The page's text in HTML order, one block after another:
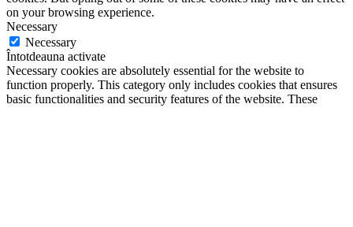
on your browsing experience.
Necessary
Necessary
Întotdeauna activate
Necessary cookies are absolutely essential for the website to
function properly. This category only includes cookies that ensures
basic functionalities and security features of the website. These